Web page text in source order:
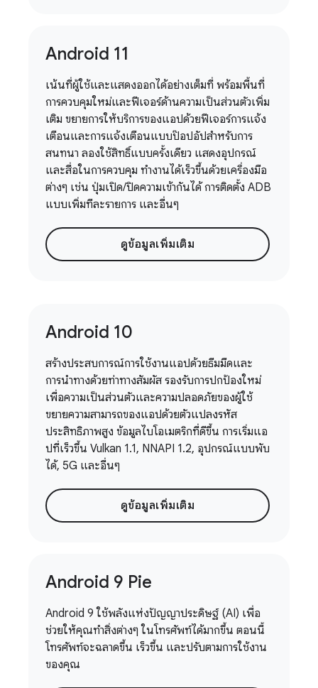
Android 11
เน้นที่ผู้ใช้และแสดงออกได้อย่างเต็มที่ พร้อมพื้นที่
การควบคุมใหม่และฟีเจอร์ด้านความเป็นส่วนตัวเพิ่ม
เติม ขยายการให้บริการของแอปด้วยฟีเจอร์การแจ้ง
เตือนและการแจ้งเตือนแบบป๊อปอัปสำหรับการ
สนทนา ลองใช้สิทธิ์แบบครั้งเดียว แสดงอุปกรณ์
และสื่อในการควบคุม ทำงานได้เร็วขึ้นด้วยเครื่องมือ
ต่างๆ เช่น ปุ่มเปิด/ปิดความเข้ากันได้ การติดตั้ง ADB
แบบเพิ่มทีละรายการ และอื่นๆ
ดูข้อมูลเพิ่มเติม
Android 10
สร้างประสบการณ์การใช้งานแอปด้วยธีมมืดและ
การนำทางด้วยท่าทางสัมผัส รองรับการปกป้องใหม่
เพื่อความเป็นส่วนตัวและความปลอดภัยของผู้ใช้
ขยายความสามารถของแอปด้วยตัวแปลงรหัส
ประสิทธิภาพสูง ข้อมูลไบโอเมตริกที่ดีขึ้น การเริ่มแอ
ปที่เร็วขึ้น Vulkan 1.1, NNAPI 1.2, อุปกรณ์แบบพับ
ได้, 5G และอื่นๆ
ดูข้อมูลเพิ่มเติม
Android 9 Pie
Android 9 ใช้พลังแห่งปัญญาประดิษฐ์ (AI) เพื่อ
ช่วยให้คุณทำสิ่งต่างๆ ในโทรศัพท์ได้มากขึ้น ตอนนี้
โทรศัพท์จะฉลาดขึ้น เร็วขึ้น และปรับตามการใช้งาน
ของคุณ